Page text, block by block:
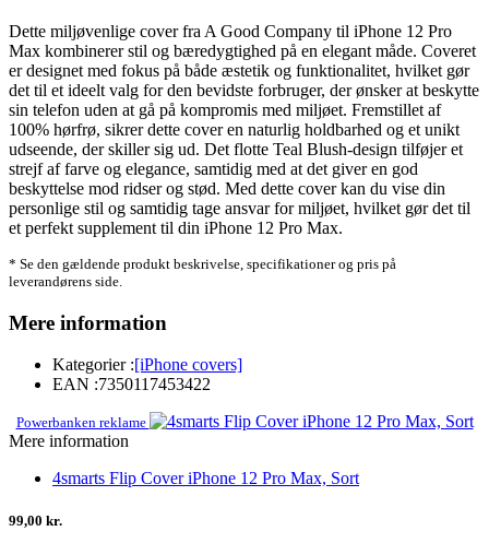
Dette miljøvenlige cover fra A Good Company til iPhone 12 Pro
Max kombinerer stil og bæredygtighed på en elegant måde. Coveret
er designet med fokus på både æstetik og funktionalitet, hvilket gør
det til et ideelt valg for den bevidste forbruger, der ønsker at beskytte
sin telefon uden at gå på kompromis med miljøet. Fremstillet af
100% hørfrø, sikrer dette cover en naturlig holdbarhed og et unikt
udseende, der skiller sig ud. Det flotte Teal Blush-design tilføjer et
strejf af farve og elegance, samtidig med at det giver en god
beskyttelse mod ridser og stød. Med dette cover kan du vise din
personlige stil og samtidig tage ansvar for miljøet, hvilket gør det til
et perfekt supplement til din iPhone 12 Pro Max.
* Se den gældende produkt beskrivelse, specifikationer og pris på
leverandørens side.
Mere information
Kategorier :[iPhone covers]
EAN :7350117453422
Powerbanken reklame
Mere information
4smarts Flip Cover iPhone 12 Pro Max, Sort
99,00 kr.